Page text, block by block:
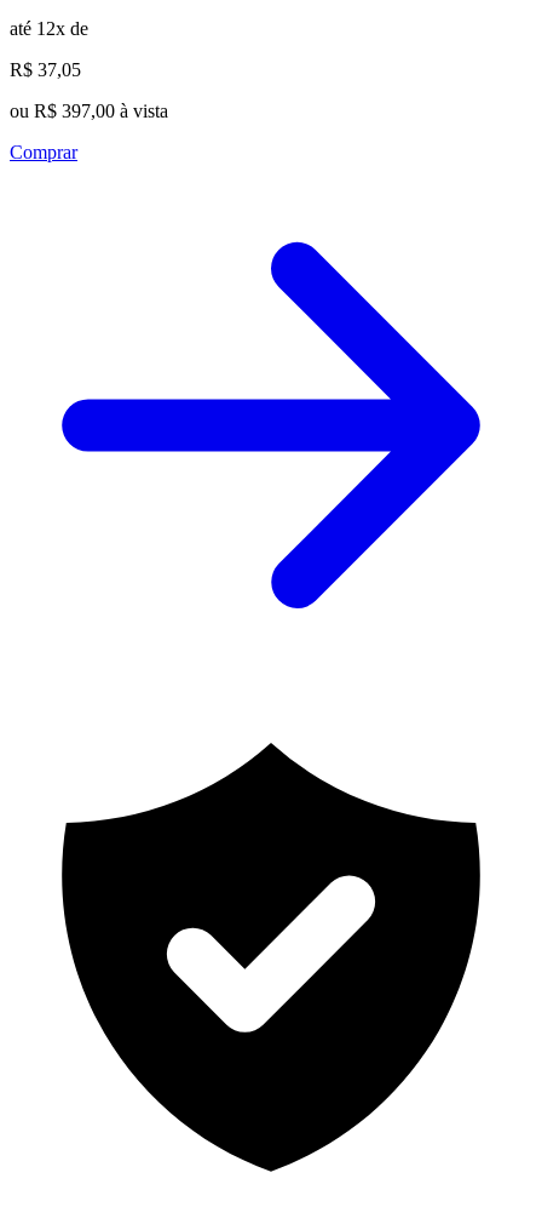
até 12x de
R$ 37,05
ou R$ 397,00 à vista
Comprar